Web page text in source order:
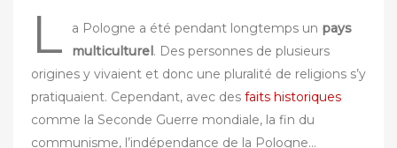
L a Pologne a été pendant longtemps un pays
multiculturel. Des personnes de plusieurs
origines y vivaient et donc une pluralité de religions s’y
pratiquaient. Cependant, avec des faits historiques
comme la Seconde Guerre mondiale, la fin du
communisme, l’indépendance de la Pologne…